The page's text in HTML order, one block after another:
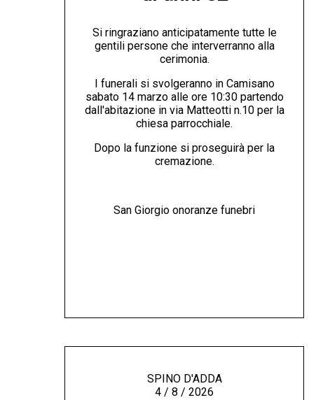
Si ringraziano anticipatamente tutte le
gentili persone che interverranno alla
cerimonia.
I funerali si svolgeranno in Camisano
sabato 14 marzo alle ore 10:30 partendo
dall'abitazione in via Matteotti n.10 per la
chiesa parrocchiale.
Dopo la funzione si proseguirà per la
cremazione.
San Giorgio onoranze funebri
SPINO D'ADDA
4 / 8 / 2026